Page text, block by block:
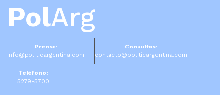
PolArg
Prensa:
info@politicargentina.com
Consultas:
contacto@politicargentina.com
Teléfono:
5279-5700